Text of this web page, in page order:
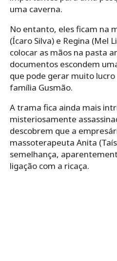
uma caverna.
No entanto, eles ficam na
(Ícaro Silva) e Regina (Mel
colocar as mãos na pasta
documentos escondem
que pode gerar muito
família Gusmão.
A trama fica ainda mais
misteriosamente
descobrem que a
massoterapeuta Anita
semelhança,
ligação com a ricaça.